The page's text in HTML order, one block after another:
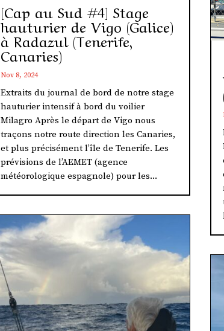
[Cap au Sud #4] Stage
hauturier de Vigo (Galice)
à Radazul (Tenerife,
Canaries)
Nov 8, 2024
Extraits du journal de bord de notre stage
hauturier intensif à bord du voilier
Milagro Après le départ de Vigo nous
traçons notre route direction les Canaries,
et plus précisément l’île de Tenerife. Les
prévisions de l’AEMET (agence
météorologique espagnole) pour les...